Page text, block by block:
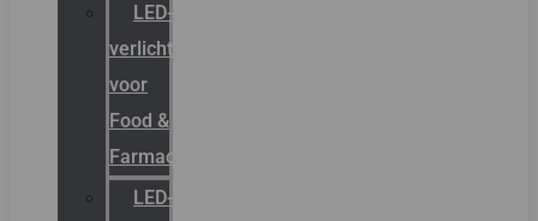
LED-
verlichting
voor
Food &
Farmacie
LED-